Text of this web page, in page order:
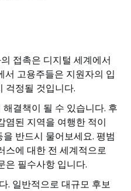
접촉은 디지털 세계에서
서 고용주들은 지원자의 입
걱정될 것입니다.
결책이 될 수 있습니다. 후
염된 지역을 여행한 적이
반드시 물어보세요. 평범
스에 대한 전 세계적으로
은 필수사항 입니다.
. 일반적으로 대규모 후보